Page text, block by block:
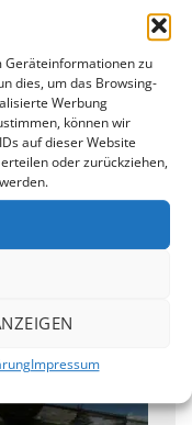
Geräteinformationen zu
dies, um das Browsing-
Werbung
können wir
auf dieser Website
oder zurückziehen,
Impressum